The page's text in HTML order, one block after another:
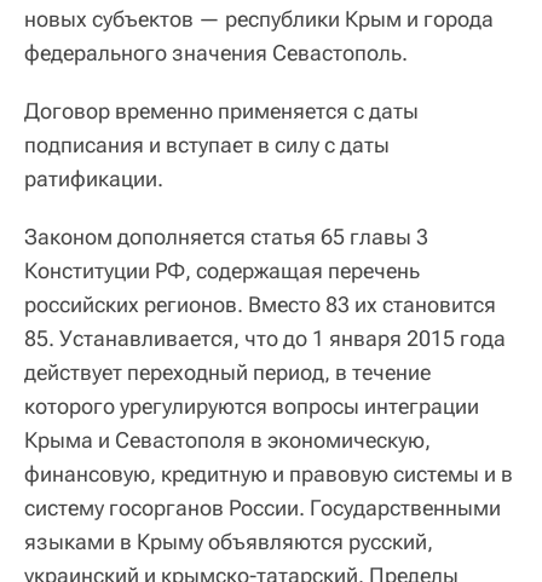
новых субъектов — республики Крым и города
федерального значения Севастополь.
Договор временно применяется с даты
подписания и вступает в силу с даты
ратификации.
Законом дополняется статья 65 главы 3
Конституции РФ, содержащая перечень
российских регионов. Вместо 83 их становится
85. Устанавливается, что до 1 января 2015 года
действует переходный период, в течение
которого урегулируются вопросы интеграции
Крыма и Севастополя в экономическую,
финансовую, кредитную и правовую системы и в
систему госорганов России. Государственными
языками в Крыму объявляются русский,
украинский и крымско-татарский. Пределы